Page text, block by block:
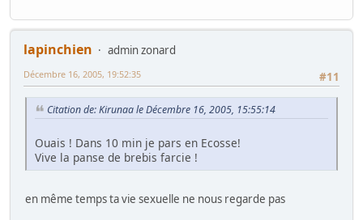
lapinchien
admin zonard
#11
Décembre 16, 2005, 19:52:35
Citation de: Kirunaa le Décembre 16, 2005, 15:55:14
Ouais ! Dans 10 min je pars en Ecosse!
Vive la panse de brebis farcie !
en même temps ta vie sexuelle ne nous regarde pas